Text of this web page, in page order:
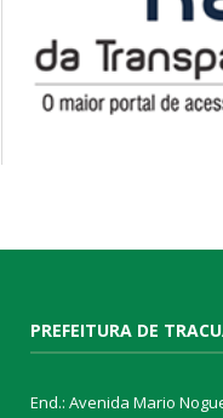
PREFEITURA DE
End.: Avenida Mario